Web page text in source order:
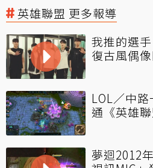
英雄聯盟 更多報導
我推的選
復古風偶像
LOL／中
通《英雄
夢迴2012